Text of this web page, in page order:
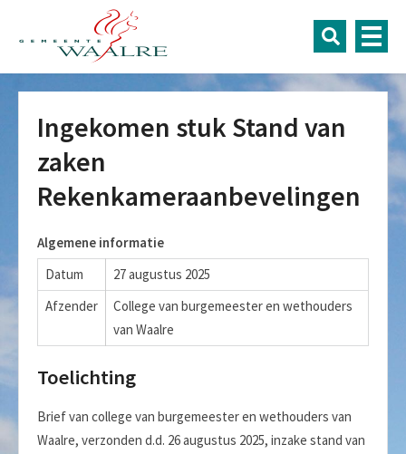
Ingekomen stuk Stand van
zaken
Rekenkameraanbevelingen
Algemene informatie
Datum
27 augustus 2025
Afzender
College van burgemeester en wethouders
van Waalre
Toelichting
Brief van college van burgemeester en wethouders van
Waalre, verzonden d.d. 26 augustus 2025, inzake stand van